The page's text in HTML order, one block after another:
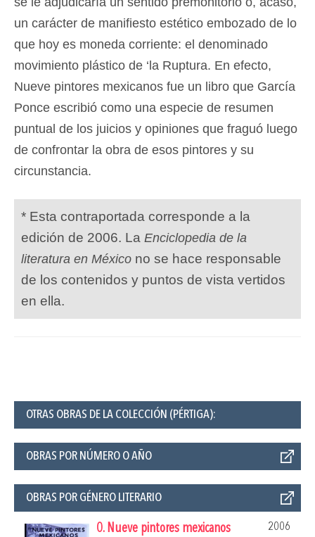
un carácter de manifiesto estético embozado de lo
que hoy es moneda corriente: el denominado
movimiento plástico de ‘la Ruptura. En efecto,
Nueve pintores mexicanos fue un libro que García
Ponce escribió como una especie de resumen
puntual de los juicios y opiniones que fraguó luego
de confrontar la obra de esos pintores y su
circunstancia.
* Esta contraportada corresponde a la
edición de 2006. La Enciclopedia de la
literatura en México no se hace responsable
de los contenidos y puntos de vista vertidos
en ella.
OTRAS OBRAS DE LA COLECCIÓN (PÉRTIGA):
OBRAS POR NÚMERO O AÑO
OBRAS POR GÉNERO LITERARIO
0. Nueve pintores mexicanos
2006